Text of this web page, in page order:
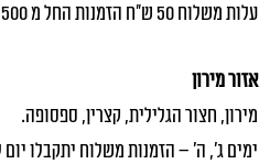
עלות משלוח 50 ש"ח הזמנות החל מ 500 ש"ח
אזור מירון
מירון, חצור הגלילית, קצרין, ספסופה.
ימים ג׳, ה' – הזמנות משלוח יתקבלו יום